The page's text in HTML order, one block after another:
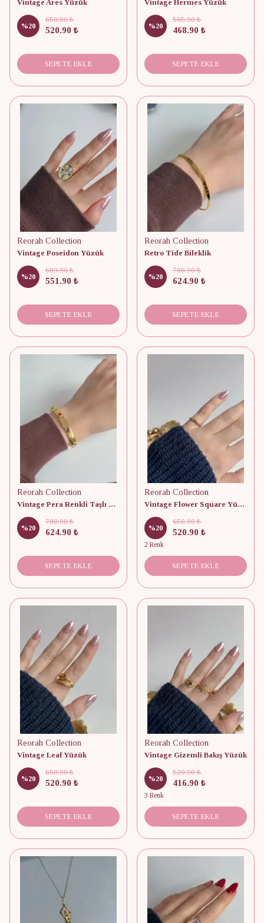
Vintage Ares Yüzük
%20
650.90 ₺
520.90 ₺
SEPETE EKLE
Vintage Hermes Yüzük
%20
585.90 ₺
468.90 ₺
SEPETE EKLE
Reorah Collection
Vintage Poseidon Yüzük
%20
689.90 ₺
551.90 ₺
SEPETE EKLE
Reorah Collection
Retro Tide Bileklik
%20
780.90 ₺
624.90 ₺
SEPETE EKLE
Reorah Collection
Vintage Pera Renkli Taşlı Bileklik
%20
780.90 ₺
624.90 ₺
SEPETE EKLE
Reorah Collection
Vintage Flower Square Yüzük
%20
650.90 ₺
520.90 ₺
2 Renk
SEPETE EKLE
Reorah Collection
Vintage Leaf Yüzük
%20
650.90 ₺
520.90 ₺
SEPETE EKLE
Reorah Collection
Vintage Gizemli Bakış Yüzük
%20
520.90 ₺
416.90 ₺
3 Renk
SEPETE EKLE